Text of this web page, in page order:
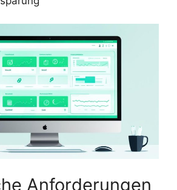
Anforderungen